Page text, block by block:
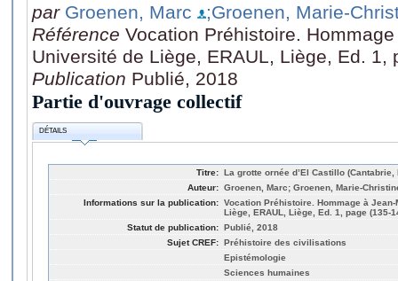
par Groenen, Marc
;Groenen, Marie-
Référence Vocation Préhistoire.
Université de Liège, ERAUL, Liège, Ed. 1,
Publication Publié, 2018
Partie d'ouvrage collectif
DÉTAILS
Titre: La grotte ornée d’El Castillo (Cantabrie,
Auteur: Groenen, Marc; Groenen, Marie-
Informations sur la publication: Vocation Préhistoire. Hommage à
Liège, ERAUL, Liège, Ed. 1, page (135-
Statut de publication: Publié, 2018
Sujet CREF: Préhistoire des civilisations
Epistémologie
Sciences humaines